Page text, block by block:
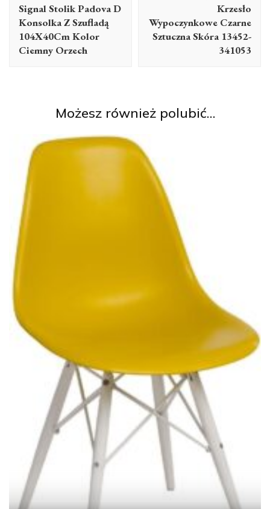
Signal Stolik Padova D
Konsolka Z Szufladą
104X40Cm Kolor
Ciemny Orzech
Krzesło
Wypoczynkowe Czarne
Sztuczna Skóra 13452-
341053
Możesz również polubić…